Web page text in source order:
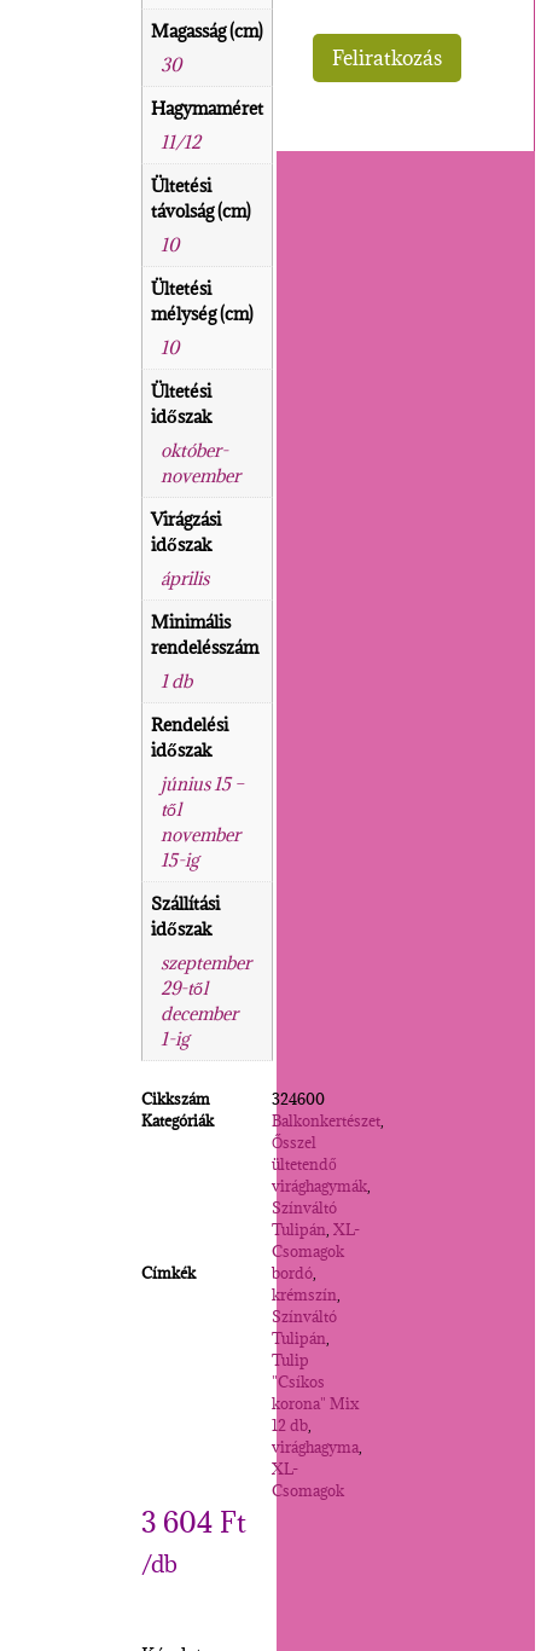
Magasság (cm)
30
Hagymaméret
11/12
Ültetési
távolság (cm)
10
Ültetési
mélység (cm)
10
Ültetési
időszak
október-
november
Virágzási
időszak
április
Minimális
rendelésszám
1 db
Rendelési
időszak
június 15 –
től
november
15-ig
Szállítási
időszak
szeptember
29-től
december
1-ig
Cikkszám
324600
Kategóriák
Balkonkertészet,
Ősszel
ültetendő
virághagymák,
Színváltó
Tulipán,XL-
Csomagok
Címkék
bordó,
krémszín,
Színváltó
Tulipán,
Tulip
"Csíkos
korona" Mix
12 db,
virághagyma,
XL-
Csomagok
3 604 Ft
/db